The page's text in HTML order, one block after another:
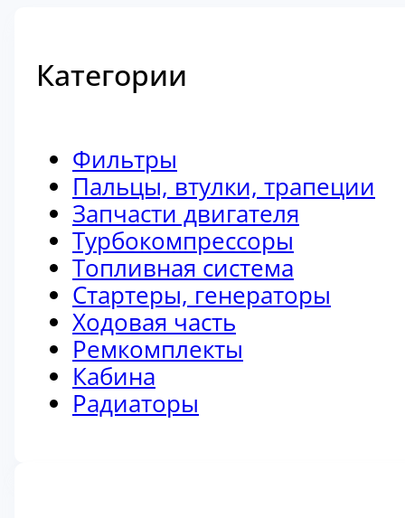
Категории
Фильтры
Пальцы, втулки, трапеции
Запчасти двигателя
Турбокомпрессоры
Топливная система
Стартеры, генераторы
Ходовая часть
Ремкомплекты
Кабина
Радиаторы